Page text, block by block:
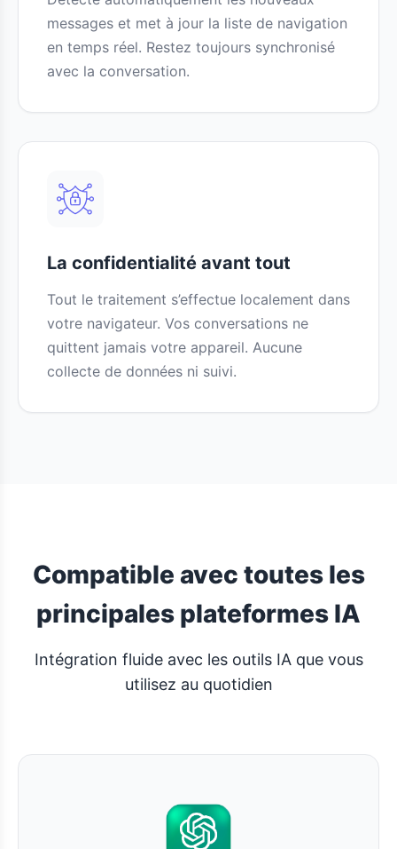
messages et met à jour la liste de navigation
en temps réel. Restez toujours synchronisé
avec la conversation.
La confidentialité avant tout
Tout le traitement s’effectue localement dans
votre navigateur. Vos conversations ne
quittent jamais votre appareil. Aucune
collecte de données ni suivi.
Compatible avec toutes les
principales plateformes IA
Intégration fluide avec les outils IA que vous
utilisez au quotidien